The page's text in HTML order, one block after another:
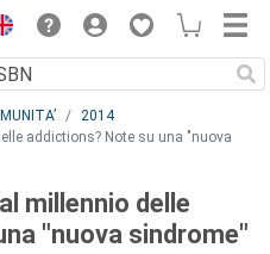
2014
addictions? Note su una "nuova
millennio delle
"nuova sindrome"